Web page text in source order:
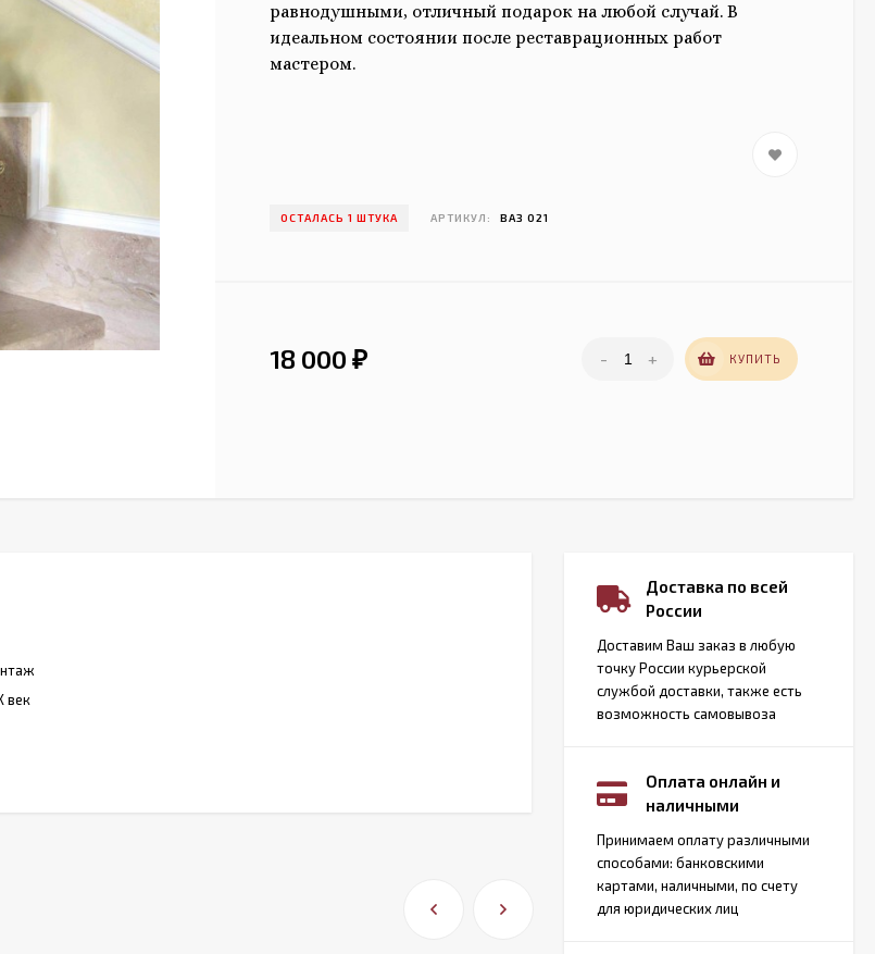
равнодушными, отличный подарок на любой случай. В
идеальном состоянии после реставрационных работ
мастером.
ОСТАЛАСЬ 1 ШТУКА АРТИКУЛ: ВАЗ 021
18 000₽ - + КУПИТЬ
век
Доставка по всей
России
Доставим Ваш заказ в любую
точку России курьерской
службой доставки, также есть
возможность самовывоза
Оплата онлайн и
наличными
Принимаем оплату различными
способами: банковскими
картами, наличными, по счету
для юридических лиц